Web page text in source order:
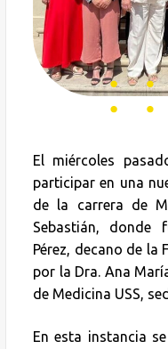
El miércoles
participar en una
de la carrera de
Sebastián, donde
Pérez, decano de la
por la Dra. Ana
de Medicina USS,
En esta instancia